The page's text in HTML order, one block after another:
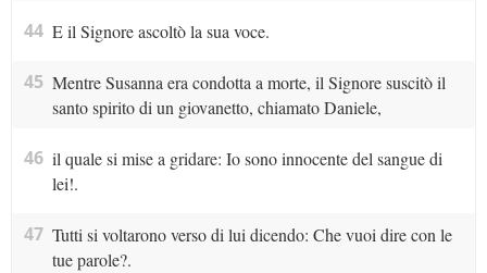
44 E il Signore ascoltò la sua voce.
45 Mentre Susanna era condotta a morte, il Signore suscitò il
santo spirito di un giovanetto, chiamato Daniele,
46 il quale si mise a gridare: Io sono innocente del sangue di
lei!.
47 Tutti si voltarono verso di lui dicendo: Che vuoi dire con le
tue parole?.